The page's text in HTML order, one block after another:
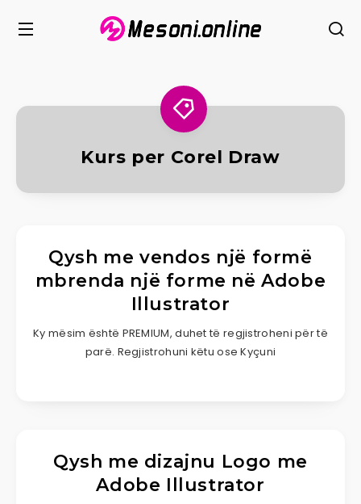
Kurs per Corel Draw
Qysh me vendos një formë
mbrenda një forme në Adobe
Illustrator
Ky mësim është PREMIUM, duhet të regjistroheni për të
parë. Regjistrohuni këtu ose Kyçuni
Qysh me dizajnu Logo me
Adobe Illustrator